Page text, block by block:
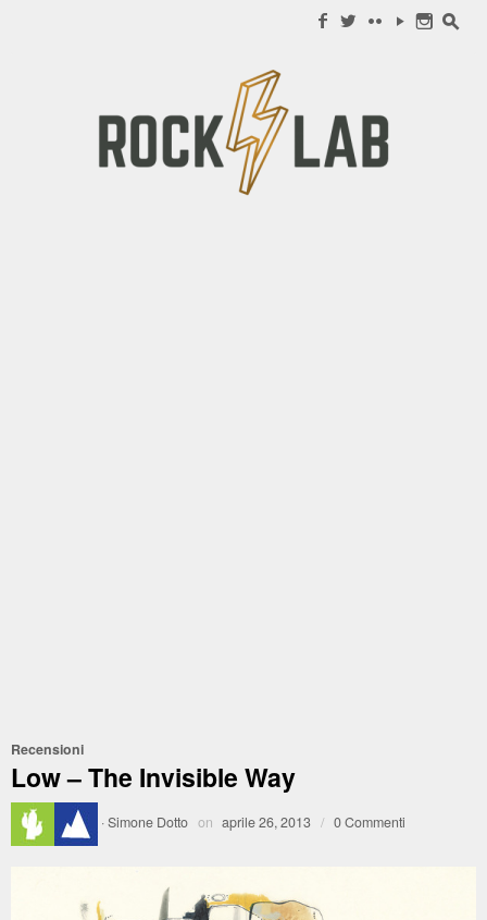
f w c y n s
Recensioni
Low – The Invisible Way
·Simone Dotto on aprile 26, 2013 / 0 Commenti